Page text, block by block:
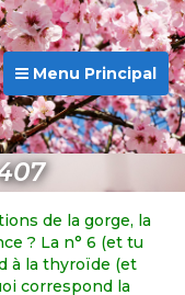
Menu Principal
de la gorge, la
? La n° 6 (et tu
à la thyroïde (et
correspond la